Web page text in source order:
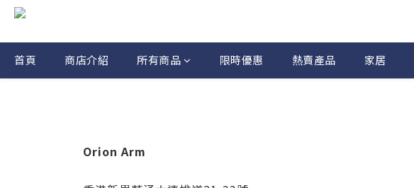
首頁 商店介紹 所有商品 限時優惠 熱賣產品 家居
Orion Arm